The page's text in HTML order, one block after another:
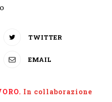
TWITTER
EMAIL
In collaborazione